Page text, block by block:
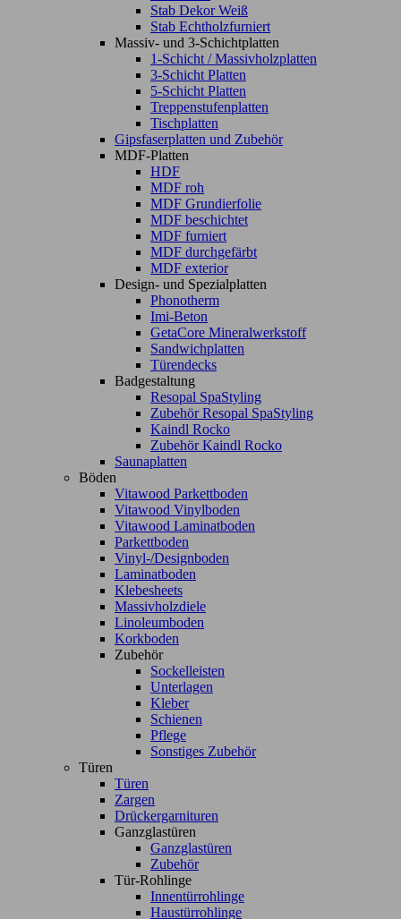
Stab Dekor Weiß
Stab Echtholzfurniert
Massiv- und 3-Schichtplatten
1-Schicht / Massivholzplatten
3-Schicht Platten
5-Schicht Platten
Treppenstufenplatten
Tischplatten
Gipsfaserplatten und Zubehör
MDF-Platten
HDF
MDF roh
MDF Grundierfolie
MDF beschichtet
MDF furniert
MDF durchgefärbt
MDF exterior
Design- und Spezialplatten
Phonotherm
Imi-Beton
GetaCore Mineralwerkstoff
Sandwichplatten
Türendecks
Badgestaltung
Resopal SpaStyling
Zubehör Resopal SpaStyling
Kaindl Rocko
Zubehör Kaindl Rocko
Saunaplatten
Böden
Vitawood Parkettboden
Vitawood Vinylboden
Vitawood Laminatboden
Parkettboden
Vinyl-/Designboden
Laminatboden
Klebesheets
Massivholzdiele
Linoleumboden
Korkboden
Zubehör
Sockelleisten
Unterlagen
Kleber
Schienen
Pflege
Sonstiges Zubehör
Türen
Türen
Zargen
Drückergarnituren
Ganzglastüren
Ganzglastüren
Zubehör
Tür-Rohlinge
Innentürrohlinge
Haustürrohlinge